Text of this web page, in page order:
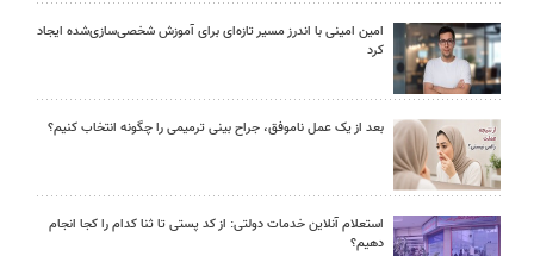
امین امینی با اندرز مسیر تازه‌ای برای آموزش شخصی‌سازی‌شده ایجاد
کرد
بعد از یک عمل ناموفق، جراح بینی ترمیمی را چگونه انتخاب کنیم؟
استعلام آنلاین خدمات دولتی: از کد پستی تا ثنا کدام را کجا انجام
دهیم؟